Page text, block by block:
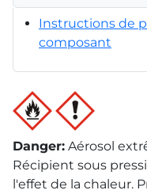
Instructions de
composant
Danger: Aérosol
Récipient sous
l'effet de la chaleur.